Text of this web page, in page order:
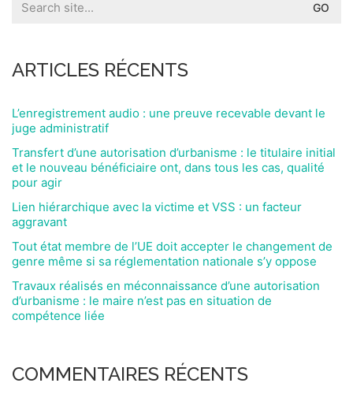
for:
ARTICLES RÉCENTS
L’enregistrement audio : une preuve recevable devant le
juge administratif
Transfert d’une autorisation d’urbanisme : le titulaire initial
et le nouveau bénéficiaire ont, dans tous les cas, qualité
pour agir
Lien hiérarchique avec la victime et VSS : un facteur
aggravant
Tout état membre de l’UE doit accepter le changement de
genre même si sa réglementation nationale s’y oppose
Travaux réalisés en méconnaissance d’une autorisation
d’urbanisme : le maire n’est pas en situation de
compétence liée
COMMENTAIRES RÉCENTS